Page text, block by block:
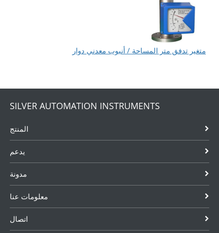
متغير تدفق متر المساحة / أنبوب معدني دوار
SILVER AUTOMATION INSTRUMENTS
المنتج
يدعم
مدونة
معلومات عنا
اتصال